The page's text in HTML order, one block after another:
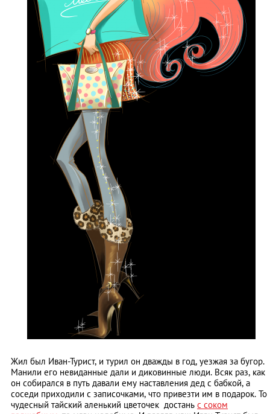
Жил был Иван-Турист, и турил он дважды в год, уезжая за бугор.
Манили его невиданные дали и диковинные люди. Всяк раз, как
он собирался в путь давали ему наставления дед с бабкой, а
соседи приходили с записочками, что привезти им в подарок. То
чудесный тайский аленький цветочек достань с соком